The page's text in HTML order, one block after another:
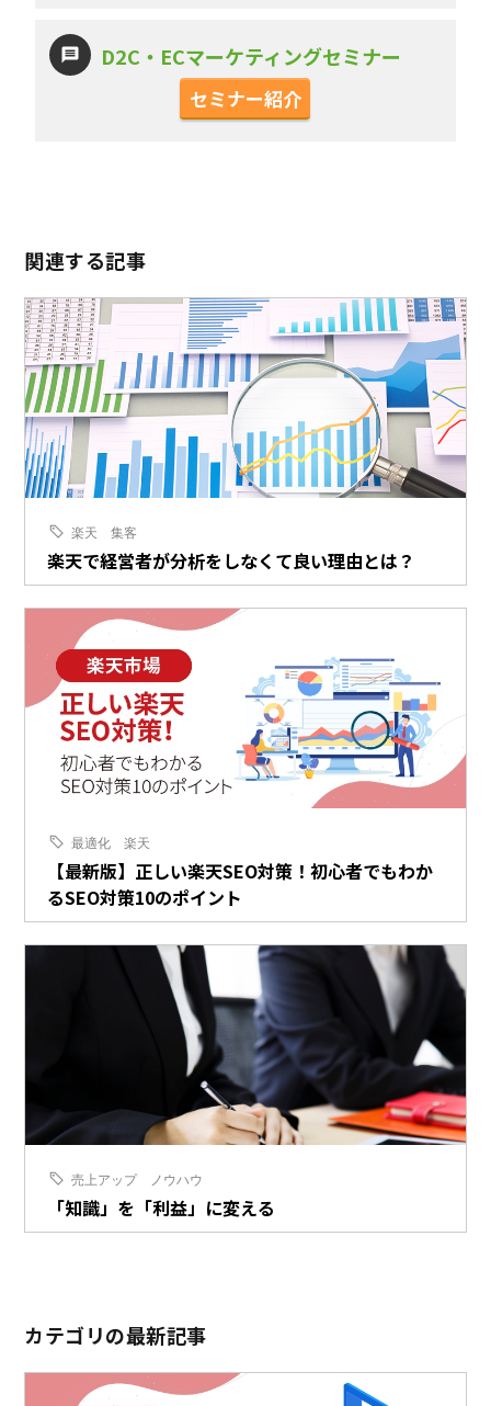
D2C・ECマーケティングセミナー
セミナー紹介
関連する記事
楽天 集客
楽天で経営者が分析をしなくて良い理由とは？
最適化 楽天
【最新版】正しい楽天SEO対策！初心者でもわか
るSEO対策10のポイント
売上アップ ノウハウ
「知識」を「利益」に変える
カテゴリの最新記事